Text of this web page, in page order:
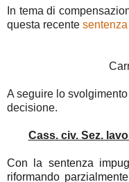
In tema di
questa recente sentenza
A seguire lo
decisione.
Cass. civ. Sez.
Con la sentenza
riformando